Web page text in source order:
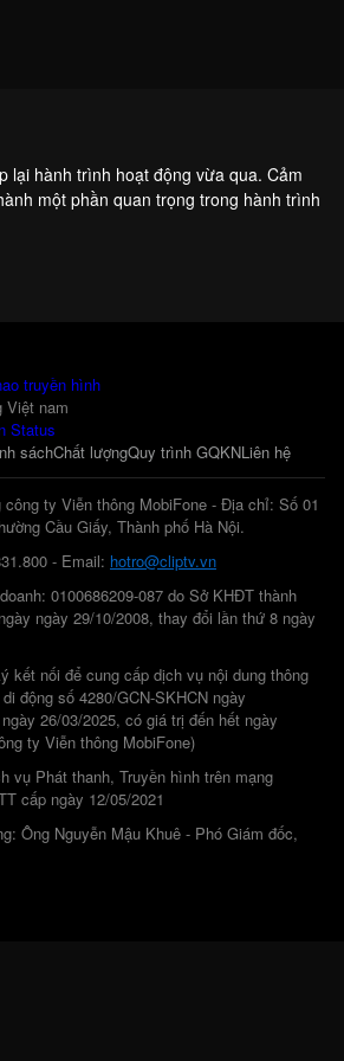
lại hành trình hoạt động vừa qua. Cảm
một phần quan trọng trong hành trình
sáchChất lượngQuy trình GQKNLiên hệ
công ty Viễn thông MobiFone - Địa chỉ: Số 01
Cầu Giấy, Thành phố Hà Nội.
- Email: hotro@cliptv.vn
0100686209-087 do Sở KHĐT thành
ngày 29/10/2008, thay đổi lần thứ 8 ngày
kết nối để cung cấp dịch vụ nội dung thông
động số 4280/GCN-SKHCN ngày
26/03/2025, có giá trị đến hết ngày
ty Viễn thông MobiFone)
vụ Phát thanh, Truyền hình trên mạng
cấp ngày 12/05/2021
Ông Nguyễn Mậu Khuê - Phó Giám đốc,